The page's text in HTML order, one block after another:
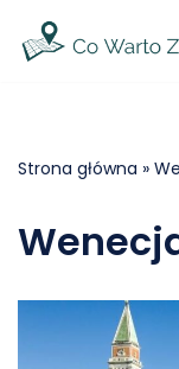
Przejdź
Strona główna »